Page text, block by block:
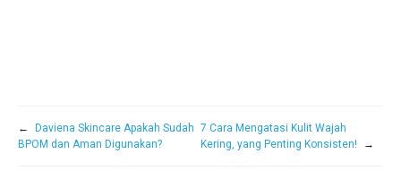
←
Daviena Skincare Apakah Sudah
BPOM dan Aman Digunakan?
7 Cara Mengatasi Kulit Wajah
Kering, yang Penting Konsisten!
→